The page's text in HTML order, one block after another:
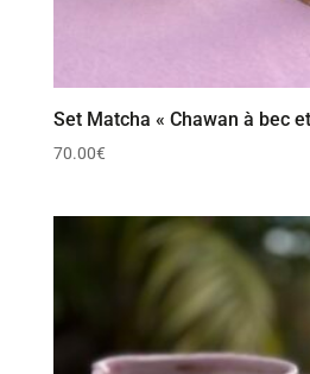
Set Matcha « Chawan à bec
70.00€